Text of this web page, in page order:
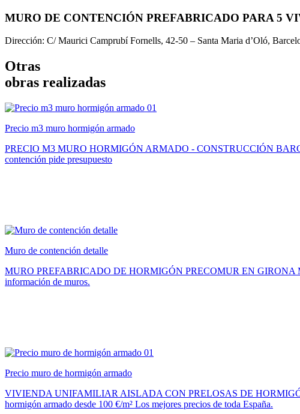
MURO DE CONTENCIÓN PREFABRICADO PARA 5
Dirección: C/ Maurici Camprubí Fornells, 42-50 – Santa Maria d’Oló,
Otras
obras realizadas
Precio m3 muro hormigón armado
PRECIO M3 MURO HORMIGÓN ARMADO - CONSTRUCCIÓN
contención pide presupuesto
Muro de contención detalle
MURO PREFABRICADO DE HORMIGÓN PRECOMUR EN GIRONA
información de muros.
Precio muro de hormigón armado
VIVIENDA UNIFAMILIAR AISLADA CON PRELOSAS DE
hormigón armado desde 100 €/m² Los mejores precios de toda España.